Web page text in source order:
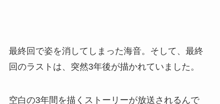
最終回で姿を消してしまった海音。そして、最終
回のラストは、突然3年後が描かれていました。
空白の3年間を描くストーリーが放送されるんで